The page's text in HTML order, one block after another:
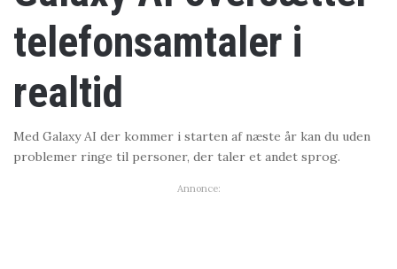
telefonsamtaler i
realtid
Med Galaxy AI der kommer i starten af næste år kan du uden
problemer ringe til personer, der taler et andet sprog.
Annonce: